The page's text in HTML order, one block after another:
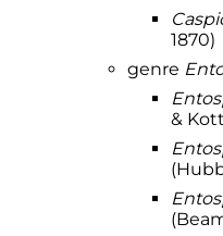
1870)
genre
&